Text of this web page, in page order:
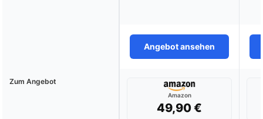
Angebot ansehen
Zum Angebot
Amazon
49,90 €